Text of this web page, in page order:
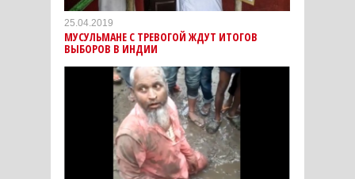
25.04.2019
МУСУЛЬМАНЕ С ТРЕВОГОЙ ЖДУТ ИТОГОВ
ВЫБОРОВ В ИНДИИ